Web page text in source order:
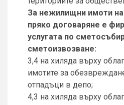
За нежилищни имоти
пряко договаряне е
услугата по
сметоизвозване:
3,4 на хиляда върху
имотите за
отпадъци в депо;
4,3 на хиляда върху